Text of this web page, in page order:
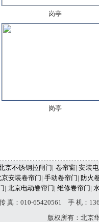
岗亭
岗亭
京不锈钢拉闸门| 卷帘窗|安装
京安装卷帘门| 手动卷帘门| 防火
| 北京电动卷帘门| 维修卷帘门|
真：010-65420561 手 机：
版权所有：北京